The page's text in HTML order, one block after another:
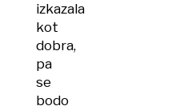
izkazala
kot
dobra,
pa
se
bodo